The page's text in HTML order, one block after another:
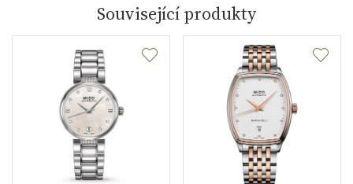
Průměr pouzdra (mm) 30.00
Typ strojku Mido 48 Automatic
Rezerva chodu strojku
Související produkty